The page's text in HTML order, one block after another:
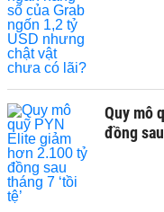
Quy mô
đồng